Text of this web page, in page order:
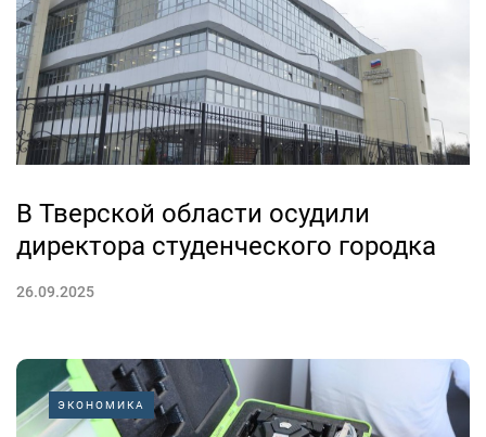
В Тверской области осудили
директора студенческого городка
26.09.2025
ЭКОНОМИКА